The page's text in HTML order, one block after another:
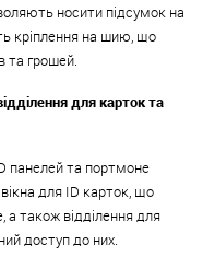
носити підсумок на
кріплення на шию, що
та грошей.
для карток та
панелей та портмоне
для ID карток, що
також відділення для
доступ до них.